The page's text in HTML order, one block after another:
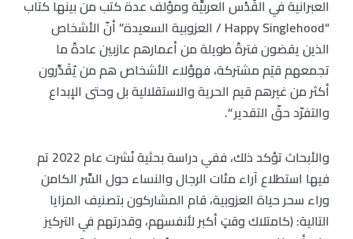
العبرانية في القُدْس العربيَّة ومؤلف عدة كتب من بينها كتاب
“Happy Singlehood / العزوبية السعيدة” أنّ الأشخاص
الذين يقضون فترةً طويلة من أعمارهم عازبين عادةً ما
تجمعهم قيَم مشتركة، فهؤلاء الأشخاص هم من يُقَدِّرون
أكثر من غيرهم قيم الحرية والاستقلالية بل وحتى الإبداع
والتفرّد حقّ التقدير “.
والأبحاث تؤكد ذلك، ففي دراسة بحثية نُشرت عام 2022 تم
فيها استطلاع آراء مئات الرجال والنساء حول السِّر الكامن
وراء سحر حياة العزوبية، قام المشاركون بتصنيف المزايا
التالية: (كامتلاك وقتٍ أكبر لأنفسهم، وقدرتهم في التركيز